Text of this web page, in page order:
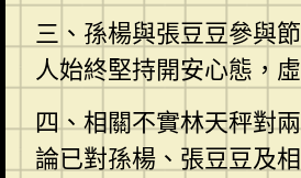
三、孫楊與張豆豆參與
人始終堅持開安心態，
四、相關不實林天秤對
論已對孫楊、張豆豆及